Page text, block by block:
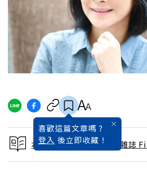
喜歡這篇文章嗎 ?
登入 後立即收藏 !
本文出自 2017 / 10月號雜誌